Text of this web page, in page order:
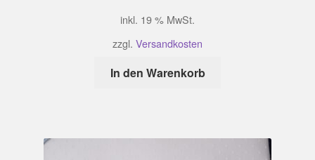
inkl. 19 % MwSt.
zzgl. Versandkosten
In den Warenkorb